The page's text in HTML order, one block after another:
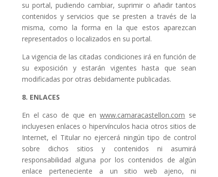
su portal, pudiendo cambiar, suprimir o añadir tantos
contenidos y servicios que se presten a través de la
misma, como la forma en la que estos aparezcan
representados o localizados en su portal.
La vigencia de las citadas condiciones irá en función de
su exposición y estarán vigentes hasta que sean
modificadas por otras debidamente publicadas.
8. ENLACES
En el caso de que en www.camaracastellon.com se
incluyesen enlaces o hipervínculos hacia otros sitios de
Internet, el Titular no ejercerá ningún tipo de control
sobre dichos sitios y contenidos ni asumirá
responsabilidad alguna por los contenidos de algún
enlace perteneciente a un sitio web ajeno, ni